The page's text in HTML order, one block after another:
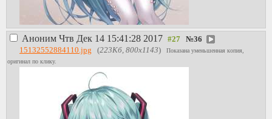
Аноним Чтв Дек 14 15:41:28 2017 №36
15132552884110.jpg (223Кб, 800x1143)
Показана уменьшенная копия,
оригинал по клику.